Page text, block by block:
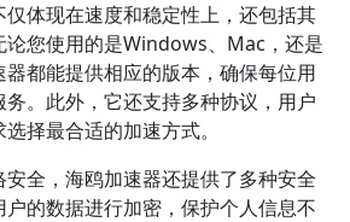
体现在速度和稳定性上，还包括其
论您使用的是Windows、Mac，还是
都能提供相应的版本，确保每位用
务。此外，它还支持多种协议，用户
择最合适的加速方式。
全，海鸥加速器还提供了多种安全
的数据进行加密，保护个人信息不